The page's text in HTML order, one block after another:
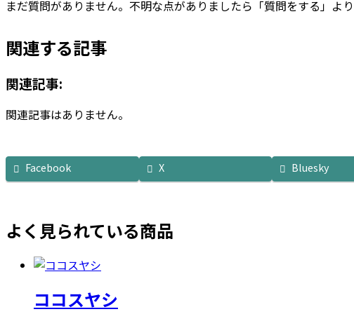
まだ質問がありません。不明な点がありましたら「質問をする」よ
関連する記事
関連記事:
関連記事はありません。
Facebook X Bluesky
よく見られている商品
ココスヤシ